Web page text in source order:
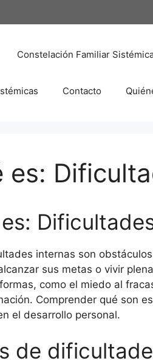
Constelación Familiar
Contacto
es:
internas son
sus metas o vivir
como el miedo al
Comprender qué son
el desarrollo personal.
de